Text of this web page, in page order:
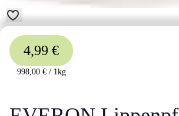
4,99 €
998,00 €/ 1kg